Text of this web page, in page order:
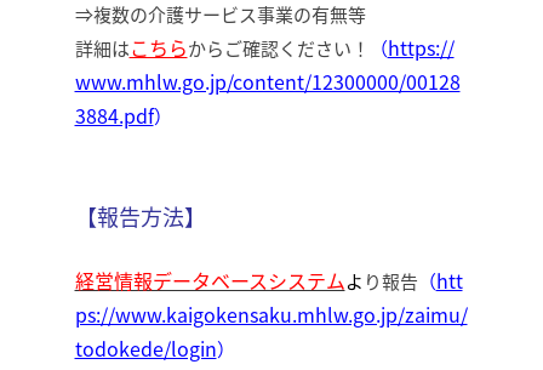
⇒複数の介護サービス事業の有無等
詳細はこちらからご確認ください！ （https://
www.mhlw.go.jp/content/12300000/00128
3884.pdf）
【報告方法】
経営情報データベースシステムよ り報告 （htt
ps://www.kaigokensaku.mhlw.go.jp/zaimu/
todokede/login）